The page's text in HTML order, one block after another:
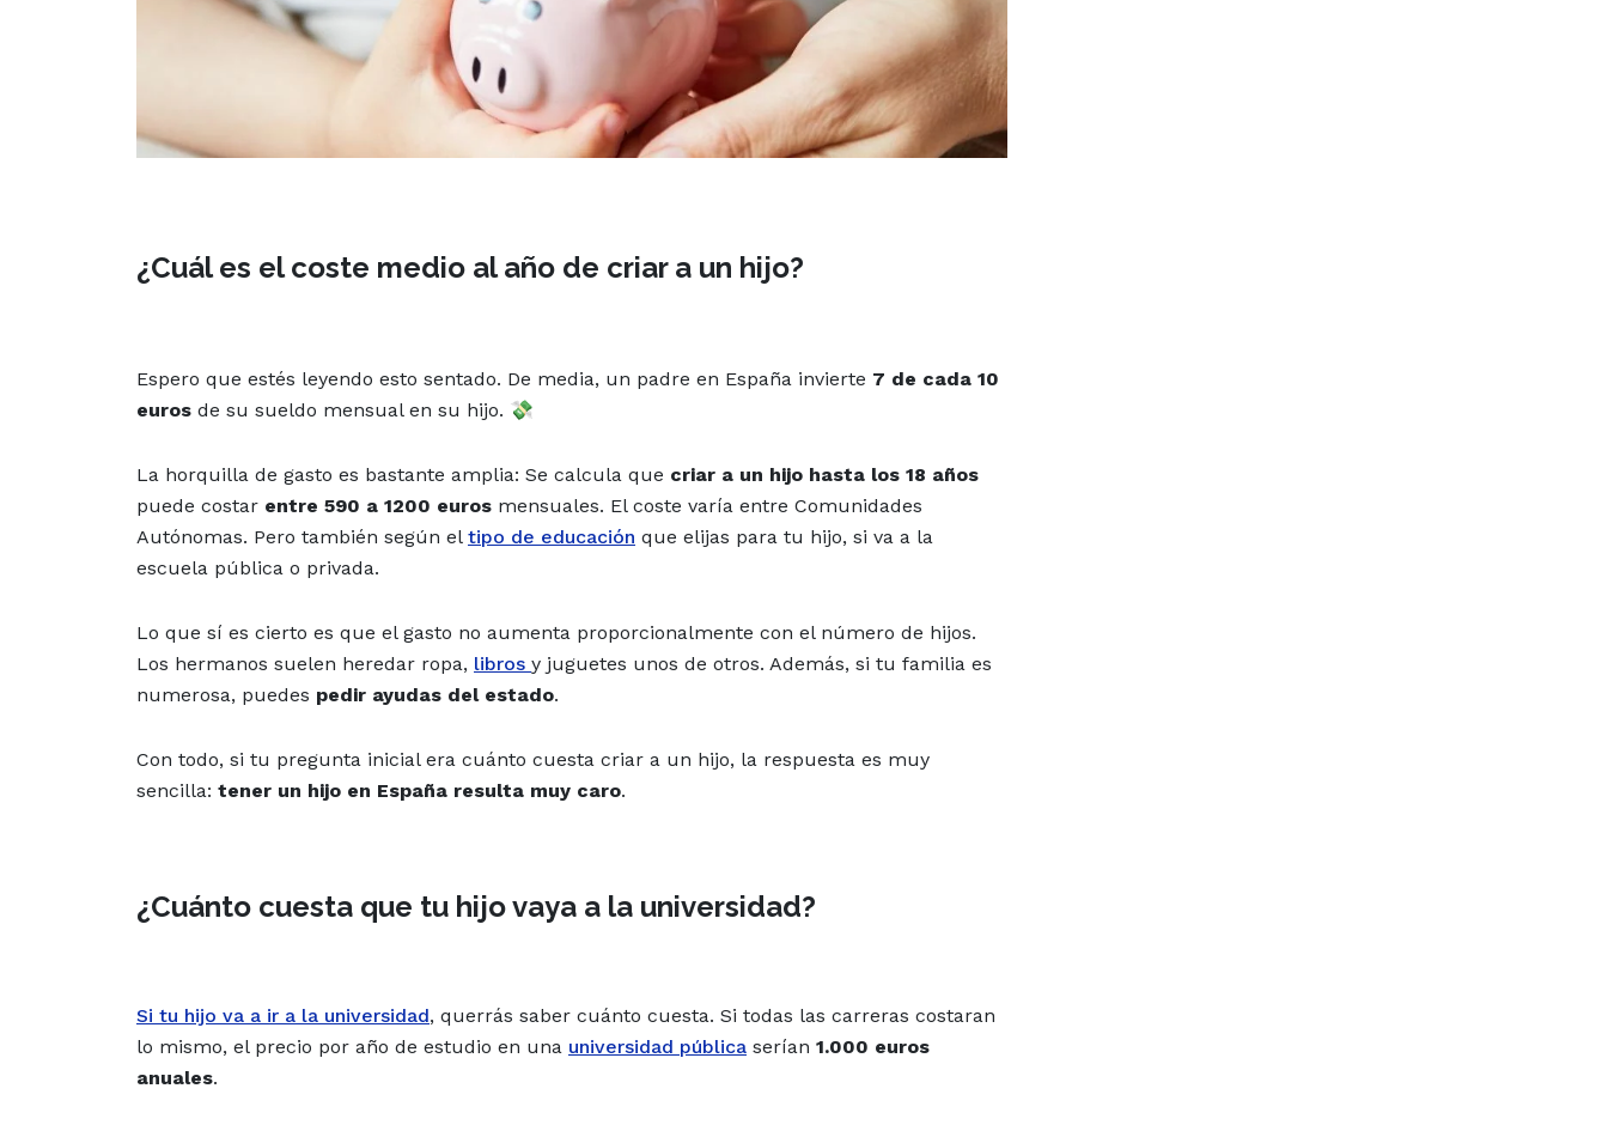
¿Cuál es el coste medio al año de criar a un hijo?
Espero que estés leyendo esto sentado. De media, un padre en España invierte 7 de cada 10
euros de su sueldo mensual en su hijo. 💸
La horquilla de gasto es bastante amplia: Se calcula que criar a un hijo hasta los 18 años
puede costar entre 590 a 1200 euros mensuales. El coste varía entre Comunidades
Autónomas. Pero también según el tipo de educación que elijas para tu hijo, si va a la
escuela pública o privada.
Lo que sí es cierto es que el gasto no aumenta proporcionalmente con el número de hijos.
Los hermanos suelen heredar ropa, libros y juguetes unos de otros. Además, si tu familia es
numerosa, puedes pedir ayudas del estado.
Con todo, si tu pregunta inicial era cuánto cuesta criar a un hijo, la respuesta es muy
sencilla: tener un hijo en España resulta muy caro.
¿Cuánto cuesta que tu hijo vaya a la universidad?
Si tu hijo va a ir a la universidad, querrás saber cuánto cuesta. Si todas las carreras costaran
lo mismo, el precio por año de estudio en una universidad pública serían 1.000 euros
anuales.